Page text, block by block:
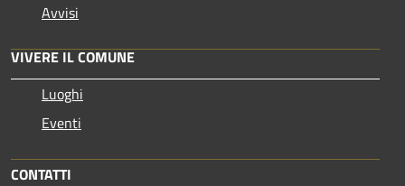
Avvisi
VIVERE IL COMUNE
Luoghi
Eventi
CONTATTI